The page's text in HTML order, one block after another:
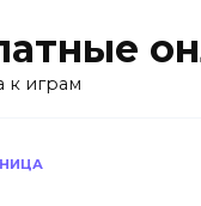
к играм